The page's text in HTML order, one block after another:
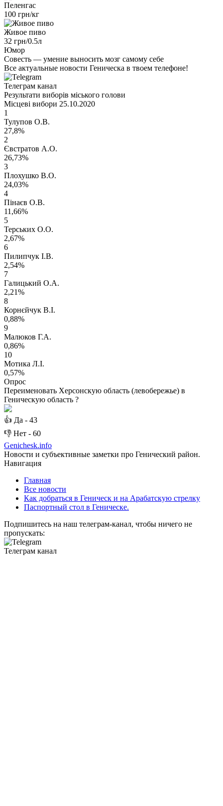
Пеленгас
100 грн/кг
Живое пиво
32 грн/0.5л
Юмор
Совесть — умение выносить мозг самому себе
Все актуальные новости Геническа в твоем телефоне!
Телеграм канал
Результати виборів міського голови
Місцеві вибори 25.10.2020
1
Тулупов О.В.
27,8%
2
Євстратов А.О.
26,73%
3
Плохушко В.О.
24,03%
4
Пінаєв О.В.
11,66%
5
Терських О.О.
2,67%
6
Пилипчук І.В.
2,54%
7
Галицький О.А.
2,21%
8
Корнєйчук В.І.
0,88%
9
Малюков Г.А.
0,86%
10
Мотика Л.І.
0,57%
Опрос
Переименовать Херсонскую область (левобережье) в
Геническую область ?
👍 Да - 43
👎 Нет - 60
Genichesk.info
Новости и субъективные заметки про Генический район.
Навигация
Главная
Все новости
Как добраться в Геническ и на Арабатскую стрелку
Паспортный стол в Геническе.
Подпишитесь на наш телеграм-канал, чтобы ничего не
пропускать:
Телеграм канал